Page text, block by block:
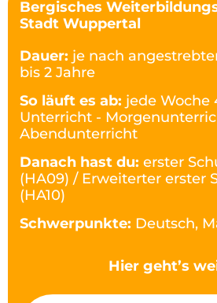
Bergisches
Stadt Wuppertal
Dauer: je nach
bis 2 Jahre
So läuft es ab: jede Woche
Unterricht -
Abendunterricht
Danach hast du: erster
(HA09) / Erweiterter erster
(HA10)
Schwerpunkte: Deutsch,
Hier geht’s